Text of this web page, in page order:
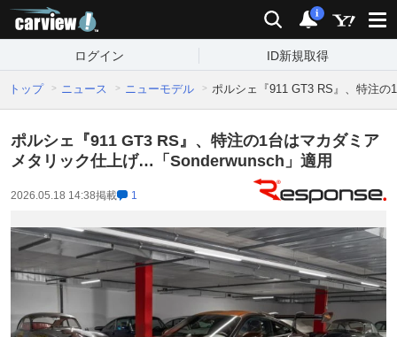
検索 通知
i
ログイン ID新規取得
トップ ニュース ニューモデル ポルシェ『911 GT3 RS』、特注
ポルシェ『911 GT3 RS』、特注の1台はマカダミア
メタリック仕上げ…「Sonderwunsch」適用
2026.05.18 14:38掲載 1